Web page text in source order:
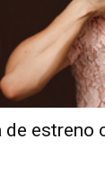
estreno